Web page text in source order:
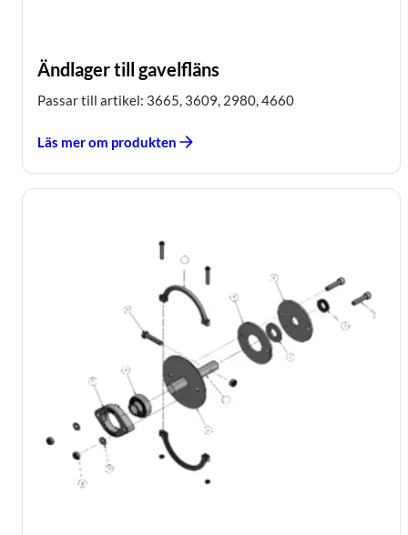
Ändlager till gavelfläns
Passar till artikel: 3665, 3609, 2980, 4660
Läs mer om produkten